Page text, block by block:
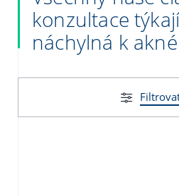
konzultace
náchylná k akné